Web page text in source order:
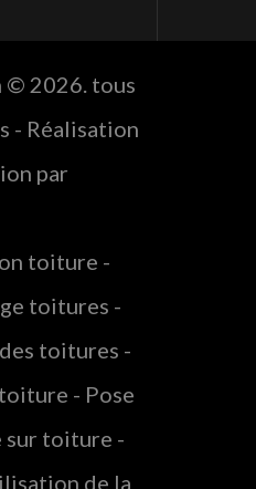
© 2026. tous
- Réalisation
par
toiture -
toitures -
toitures -
- Pose
sur toiture -
de la